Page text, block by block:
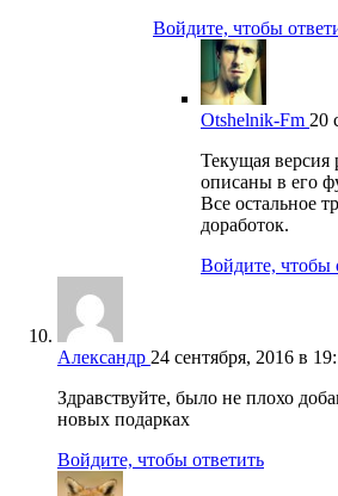
Войдите, чтобы
Otshelnik-Fm 20
Текущая версия
описаны в его
Все остальное
доработок.
Войдите, чтобы
Александр 24 сентября, 2016 в
Здравствуйте, было не плохо
новых подарках
Войдите, чтобы ответить